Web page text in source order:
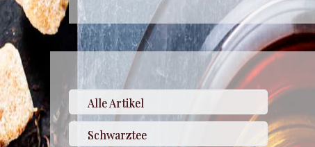
Alle Artikel
Schwarztee